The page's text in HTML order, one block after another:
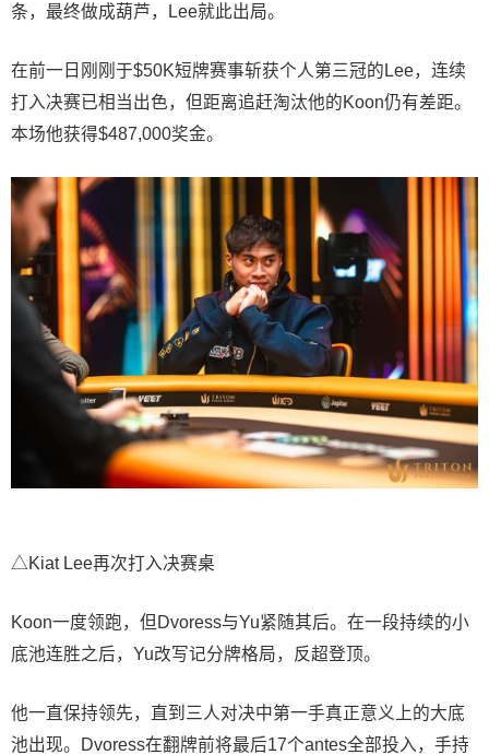
条，最终做成葫芦，Lee就此出局。
在前一日刚刚于$50K短牌赛事斩获个人第三冠的Lee，连续
打入决赛已相当出色，但距离追赶淘汰他的Koon仍有差距。
本场他获得$487,000奖金。
△Kiat Lee再次打入决赛桌
Koon一度领跑，但Dvoress与Yu紧随其后。在一段持续的小
底池连胜之后，Yu改写记分牌格局，反超登顶。
他一直保持领先，直到三人对决中第一手真正意义上的大底
池出现。Dvoress在翻牌前将最后17个antes全部投入，手持